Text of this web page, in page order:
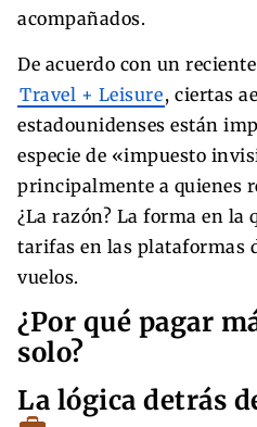
acompañados.
De acuerdo con un
Travel + Leisure, ciertas
estadounidenses están
especie de «impuesto
principalmente a quienes
¿La razón? La forma en la
tarifas en las plataformas
vuelos.
¿Por qué pagar
solo?
La lógica detrás